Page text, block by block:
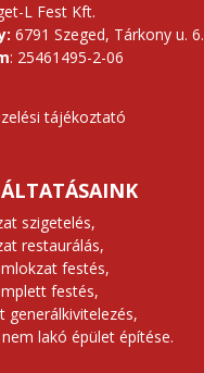
L Fest Kft.
6791 Szeged, Tárkony u. 6.
: 25461495-2-06
tájékoztató
szigetelés,
restaurálás,
festés,
festés,
generálkivitelezés,
lakó épület építése.